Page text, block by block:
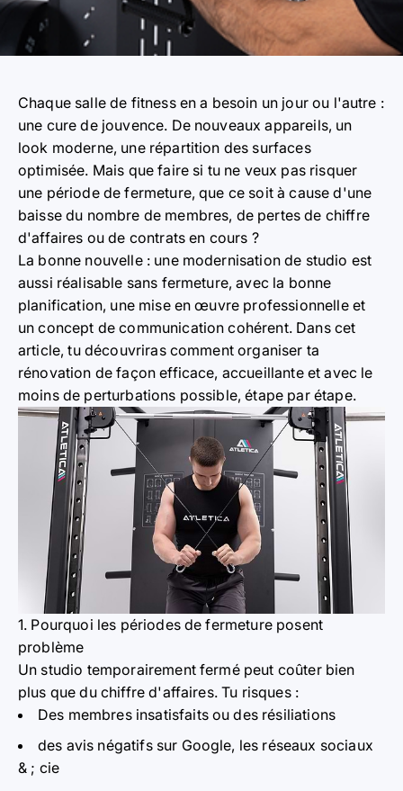
Chaque salle de fitness en a besoin un jour ou l'autre :
une cure de jouvence. De nouveaux appareils, un
look moderne, une répartition des surfaces
optimisée. Mais que faire si tu ne veux pas risquer
une période de fermeture, que ce soit à cause d'une
baisse du nombre de membres, de pertes de chiffre
d'affaires ou de contrats en cours ?
La bonne nouvelle : une modernisation de studio est
aussi réalisable sans fermeture, avec la bonne
planification, une mise en œuvre professionnelle et
un concept de communication cohérent. Dans cet
article, tu découvriras comment organiser ta
rénovation de façon efficace, accueillante et avec le
moins de perturbations possible, étape par étape.
1. Pourquoi les périodes de fermeture posent
problème
Un studio temporairement fermé peut coûter bien
plus que du chiffre d'affaires. Tu risques :
Des membres insatisfaits ou des résiliations
des avis négatifs sur Google, les réseaux sociaux
& ; cie